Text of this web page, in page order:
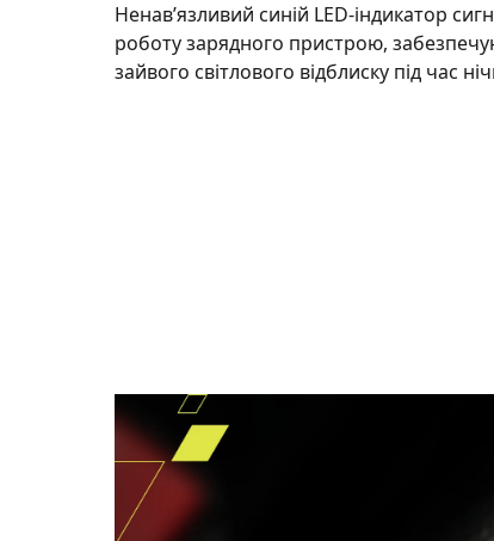
Ненав’язливий синій LED-індикатор
роботу зарядного пристрою,
зайвого світлового відблиску під час